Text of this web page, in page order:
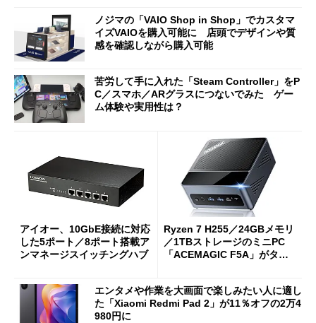
ノジマの「VAIO Shop in Shop」でカスタマ
イズVAIOを購入可能に 店頭でデザインや質
感を確認しながら購入可能
苦労して手に入れた「Steam Controller」をP
C／スマホ／ARグラスにつないでみた ゲー
ム体験や実用性は？
アイオー、10GbE接続に対応
した5ポート／8ポート搭載ア
ンマネージスイッチングハブ
Ryzen 7 H255／24GBメモリ
／1TBストレージのミニPC
「ACEMAGIC F5A」がタイ
エンタメや作業を大画面で楽しみたい人に適し
た「Xiaomi Redmi Pad 2」が11％オフの2万4
980円に